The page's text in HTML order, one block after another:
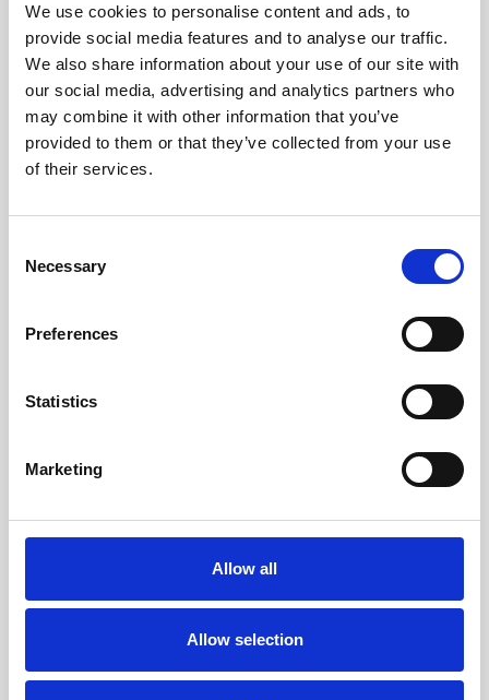
We use cookies to personalise content and ads, to
provide social media features and to analyse our traffic.
We also share information about your use of our site with
our social media, advertising and analytics partners who
may combine it with other information that you’ve
provided to them or that they’ve collected from your use
of their services.
Selection
Necessary
Preferences
Statistics
Marketing
Allow all
Allow selection
ODZYSKIWANIE
Z OSTROŻNOŚCIĄ
Użyteczne części są
skrupulatnie odzyskiwane w
bezpiecznym środowisku ESD,
zapewniając brak uszkodzeń
ani zanieczyszczeń.
BEZPIECZNIE
ZAPAKOWANE
Każda pojedyncza część jest
użyciu odpowiednich
materiałów.